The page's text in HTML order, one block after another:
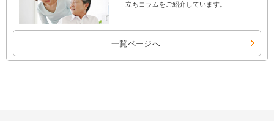
立ちコラムをご紹介しています。
一覧ページへ